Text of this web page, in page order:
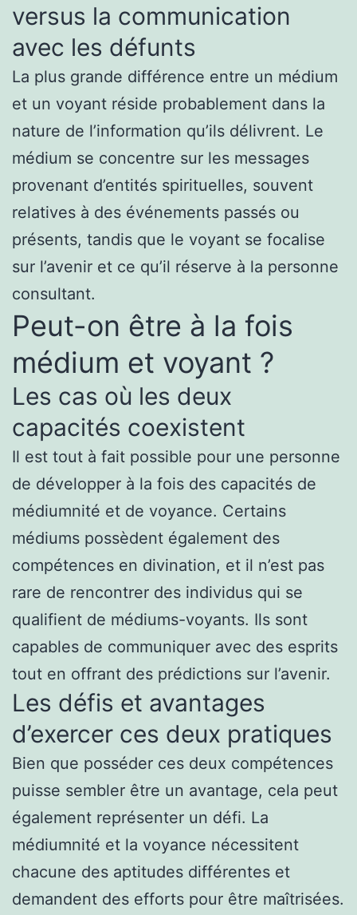
versus la communication
avec les défunts
La plus grande différence entre un médium
et un voyant réside probablement dans la
nature de l’information qu’ils délivrent. Le
médium se concentre sur les messages
provenant d’entités spirituelles, souvent
relatives à des événements passés ou
présents, tandis que le voyant se focalise
sur l’avenir et ce qu’il réserve à la personne
consultant.
Peut-on être à la fois
médium et voyant ?
Les cas où les deux
capacités coexistent
Il est tout à fait possible pour une personne
de développer à la fois des capacités de
médiumnité et de voyance. Certains
médiums possèdent également des
compétences en divination, et il n’est pas
rare de rencontrer des individus qui se
qualifient de médiums-voyants. Ils sont
capables de communiquer avec des esprits
tout en offrant des prédictions sur l’avenir.
Les défis et avantages
d’exercer ces deux pratiques
Bien que posséder ces deux compétences
puisse sembler être un avantage, cela peut
également représenter un défi. La
médiumnité et la voyance nécessitent
chacune des aptitudes différentes et
demandent des efforts pour être maîtrisées.